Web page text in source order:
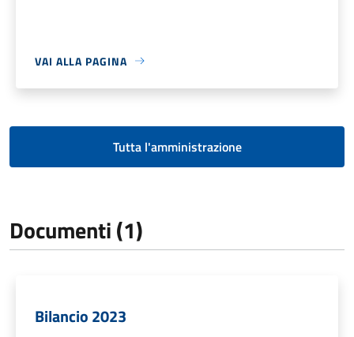
VAI ALLA PAGINA
Tutta l'amministrazione
Documenti (1)
Bilancio 2023